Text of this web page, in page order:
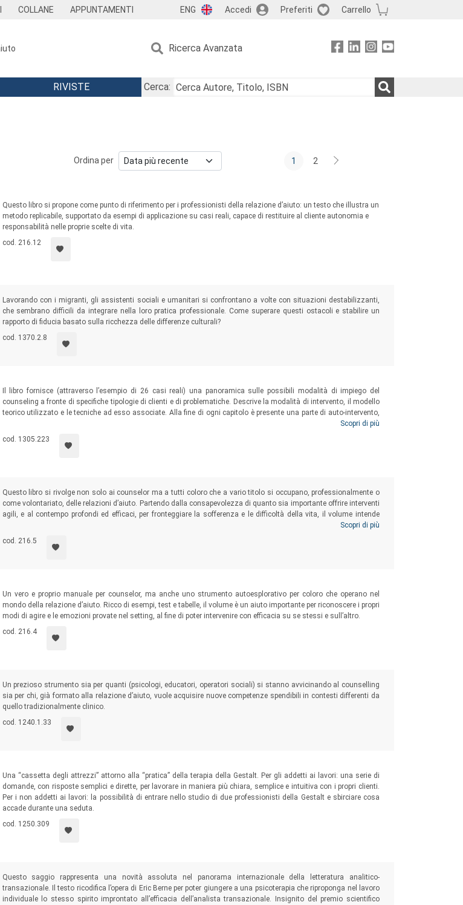
COLLANE APPUNTAMENTI ENG Accedi Preferiti Carrello
Ricerca Avanzata
RIVISTE
Cerca:
Ordina per 1 2
Questo libro si propone come punto di riferimento per i professionisti della relazione d’aiuto: un testo che illustra un
metodo replicabile, supportato da esempi di applicazione su casi reali, capace di restituire al cliente autonomia e
responsabilità nelle proprie scelte di vita.
cod. 216.12
Lavorando con i migranti, gli assistenti sociali e umanitari si confrontano a volte con situazioni destabilizzanti,
che sembrano difficili da integrare nella loro pratica professionale. Come superare questi ostacoli e stabilire un
rapporto di fiducia basato sulla ricchezza delle differenze culturali?
cod. 1370.2.8
Il libro fornisce (attraverso l’esempio di 26 casi reali) una panoramica sulle possibili modalità di impiego del
counseling a fronte di specifiche tipologie di clienti e di problematiche. Descrive la modalità di intervento, il modello
teorico utilizzato e le tecniche ad esso associate. Alla fine di ogni capitolo è presente una parte di auto-intervento,
Scopri di più
cod. 1305.223
Questo libro si rivolge non solo ai counselor ma a tutti coloro che a vario titolo si occupano, professionalmente o
come volontariato, delle relazioni d’aiuto. Partendo dalla consapevolezza di quanto sia importante offrire interventi
agili, e al contempo profondi ed efficaci, per fronteggiare la sofferenza e le difficoltà della vita, il volume intende
evidenziare le straordinarie potenzialità di una professione emergente (quando supportata da professionalità, cura,
serietà e passione).
Scopri di più
cod. 216.5
Un vero e proprio manuale per counselor, ma anche uno strumento autoesplorativo per coloro che operano nel
mondo della relazione d’aiuto. Ricco di esempi, test e tabelle, il volume è un aiuto importante per riconoscere i propri
modi di agire e le emozioni provate nel setting, al fine di poter intervenire con efficacia su se stessi e sull’altro.
cod. 216.4
Un prezioso strumento sia per quanti (psicologi, educatori, operatori sociali) si stanno avvicinando al counselling
sia per chi, già formato alla relazione d’aiuto, vuole acquisire nuove competenze spendibili in contesti differenti da
quello tradizionalmente clinico.
cod. 1240.1.33
Una “cassetta degli attrezzi” attorno alla “pratica” della terapia della Gestalt. Per gli addetti ai lavori: una serie di
domande, con risposte semplici e dirette, per lavorare in maniera più chiara, semplice e intuitiva con i propri clienti.
Per i non addetti ai lavori: la possibilità di entrare nello studio di due professionisti della Gestalt e sbirciare cosa
accade durante una seduta.
cod. 1250.309
Questo saggio rappresenta una novità assoluta nel panorama internazionale della letteratura analitico-
transazionale. Il testo ricodifica l’opera di Eric Berne per poter giungere a una psicoterapia che riproponga nel lavoro
individuale lo stesso spirito improntato all’efficacia dell’analista transazionale. Insignito del premio scientifico